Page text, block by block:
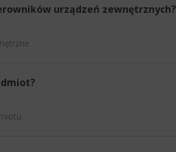
urządzeń zewnętrznych?